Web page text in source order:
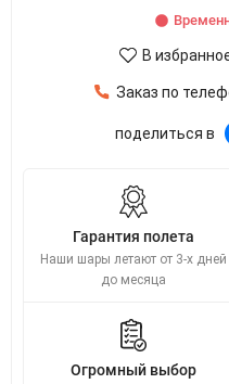
В
Заказ по
поделиться в
Гарантия полета
Наши шары летают от 3-х дней
до месяца
Огромный выбор